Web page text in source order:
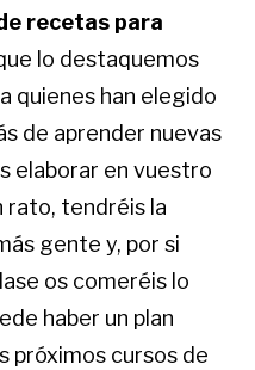
recetas para
lo destaquemos
quienes han elegido
de aprender nuevas
elaborar en vuestro
rato, tendréis la
gente y, por si
os comeréis lo
haber un plan
próximos cursos de